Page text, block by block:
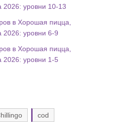
2026: уровни 10-13
в Хорошая пицца,
2026: уровни 6-9
в Хорошая пицца,
2026: уровни 1-5
cod